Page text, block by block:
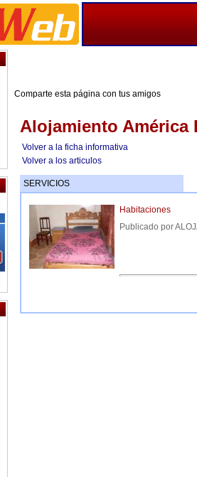
Comparte esta página con tus amigos
Alojamiento América
Volver a la ficha informativa
Volver a los articulos
SERVICIOS
Habitaciones
Publicado por